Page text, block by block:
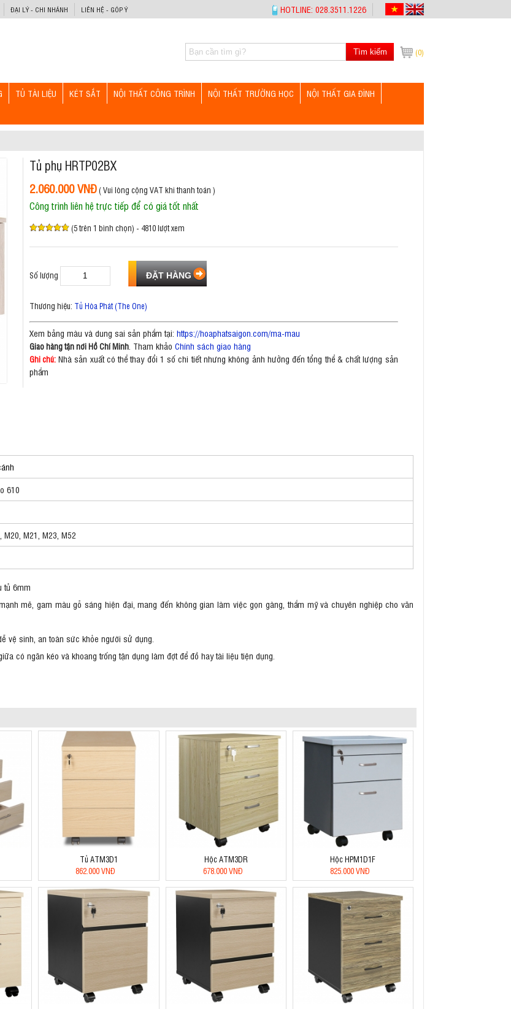
ĐẠI LÝ - CHI NHÁNH LIÊN HỆ - GÓP Ý HOTLINE: 028.3511.1226
(0)
Tìm kiếm
TỦ TÀI LIỆU KÉT SẮT NỘI THẤT CÔNG TRÌNH NỘI THẤT TRƯỜNG HỌC
NỘI THẤT GIA ĐÌNH
Tủ phụ HRTP02BX
2.060.000 VNĐ( Vui lòng cộng VAT khi thanh toán )
Công trình liên hệ trực tiếp để có giá tốt nhất
(5 trên 1 bình chọn) - 4810 lượt xem
Số lượng
Thương hiệu: Tủ Hòa Phát (The One)
Xem bảng màu và dung sai sản phẩm tại: https://hoaphatsaigon.com/ma-mau
Giao hàng tận nơi Hồ Chí Minh. Tham khảo Chính sách giao hàng
Ghi chú:Nhà sản xuất có thể thay đổi 1 số chi tiết nhưng không ảnh hưởng đến tổng thể & chất lượng sản
phẩm
610
M20, M21, M23, M52
tủ 6mm
mẽ, gam màu gỗ sáng hiện đại, mang đến không gian làm việc gọn gàng, thẩm mỹ và chuyên nghiệp cho văn
vệ sinh, an toàn sức khỏe người sử dụng.
có ngăn kéo và khoang trống tận dụng làm đợt để đồ hay tài liệu tiện dụng.
Tủ ATM3D1
862.000 VNĐ
Hộc ATM3DR
678.000 VNĐ
Hộc HPM1D1F
825.000 VNĐ